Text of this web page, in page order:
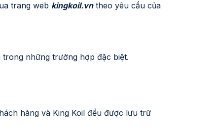
trang web kingkoil.vntheo yêu cầu của
những trường hợp đặc biệt.
hàng và King Koil đều được lưu trữ